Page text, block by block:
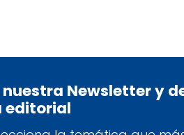
Newsletter y
editorial